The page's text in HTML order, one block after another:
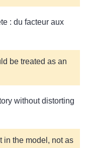
: du facteur aux
be treated as an
without distorting
in the model, not as